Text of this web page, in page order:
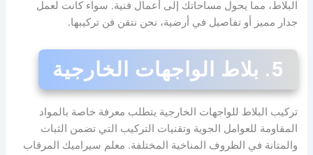
البلاط، مما يحول مساحاتك إلى أعمال فنية. سواء كانت لعمل
جدار مميز أو تفاصيل في أرضية، نحن نتقن فن تركيبها.
5. بلاط الواجهات الخارجية
تركيب البلاط للواجهات الخارجية يتطلب معرفة خاصة بالمواد
المقاومة للعوامل الجوية وتقنيات التركيب التي تضمن الثبات
والمتانة في الظروف المناخية المختلفة. معلم سيراميك المرقاب